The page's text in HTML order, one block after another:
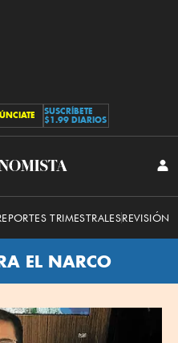
SUSCRÍBETE
$1.99 DIARIOS
TRIMESTRALESREVISIÓN
EL NARCO